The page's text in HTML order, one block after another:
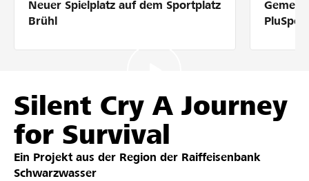
Partner / Raiffeisenbank
Anmelden
Registrieren
Neuer Spielplatz auf dem Sportplatz
Brühl
Silent Cry A Journey
for Survival
Ein Projekt aus der Region der Raiffeisenbank
Schwarzwasser